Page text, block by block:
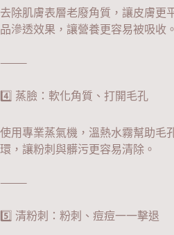
去除肌膚表層老廢角質，讓皮膚更
品滲透效果，讓營養更容易被吸收。
⸻
4️⃣ 蒸臉：軟化角質、打開毛孔
使用專業蒸氣機，溫熱水霧幫助毛
環，讓粉刺與髒污更容易清除。
⸻
5️⃣ 清粉刺：粉刺、痘痘一一擊退